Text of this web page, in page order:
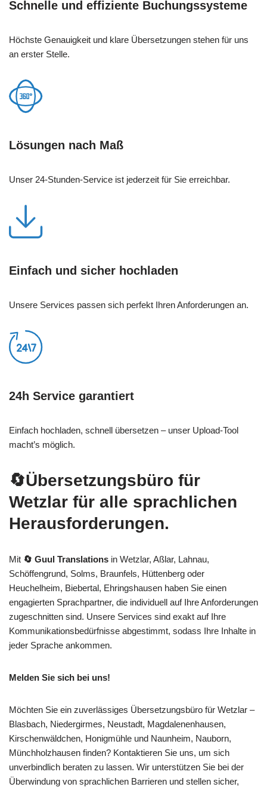
Schnelle und effiziente Buchungssysteme
Höchste Genauigkeit und klare Übersetzungen stehen für uns
an erster Stelle.
Lösungen nach Maß
Unser 24-Stunden-Service ist jederzeit für Sie erreichbar.
Einfach und sicher hochladen
Unsere Services passen sich perfekt Ihren Anforderungen an.
24h Service garantiert
Einfach hochladen, schnell übersetzen – unser Upload-Tool
macht’s möglich.
🔄Übersetzungsbüro für
Wetzlar für alle sprachlichen
Herausforderungen.
Mit 🔄 Guul Translations in Wetzlar, Aßlar, Lahnau,
Schöffengrund, Solms, Braunfels, Hüttenberg oder
Heuchelheim, Biebertal, Ehringshausen haben Sie einen
engagierten Sprachpartner, die individuell auf Ihre Anforderungen
zugeschnitten sind. Unsere Services sind exakt auf Ihre
Kommunikationsbedürfnisse abgestimmt, sodass Ihre Inhalte in
jeder Sprache ankommen.
Melden Sie sich bei uns!
Möchten Sie ein zuverlässiges Übersetzungsbüro für Wetzlar –
Blasbach, Niedergirmes, Neustadt, Magdalenenhausen,
Kirschenwäldchen, Honigmühle und Naunheim, Nauborn,
Münchholzhausen finden? Kontaktieren Sie uns, um sich
unverbindlich beraten zu lassen. Wir unterstützen Sie bei der
Überwindung von sprachlichen Barrieren und stellen sicher,